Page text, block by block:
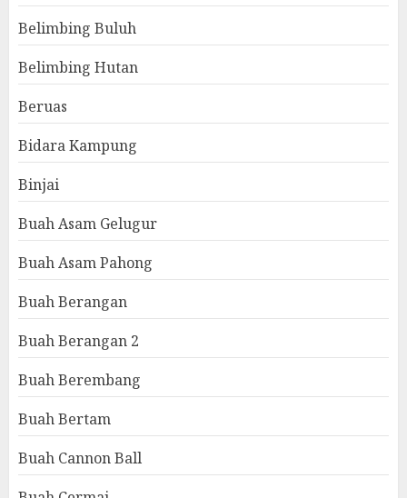
Belimbing Buluh
Belimbing Hutan
Beruas
Bidara Kampung
Binjai
Buah Asam Gelugur
Buah Asam Pahong
Buah Berangan
Buah Berangan 2
Buah Berembang
Buah Bertam
Buah Cannon Ball